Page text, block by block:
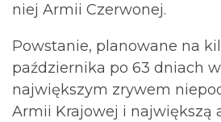
niej Armii Czerwonej.
Powstanie, planowane na
października po 63 dniach
największym zrywem
Armii Krajowej i największą